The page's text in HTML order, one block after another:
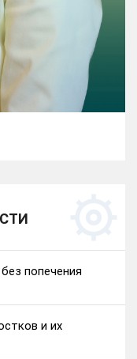
попечения
и их